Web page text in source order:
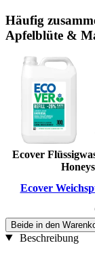
Häufig
Apfelblüte &
Ecover
Ecover
Beide in den
Beschreibung